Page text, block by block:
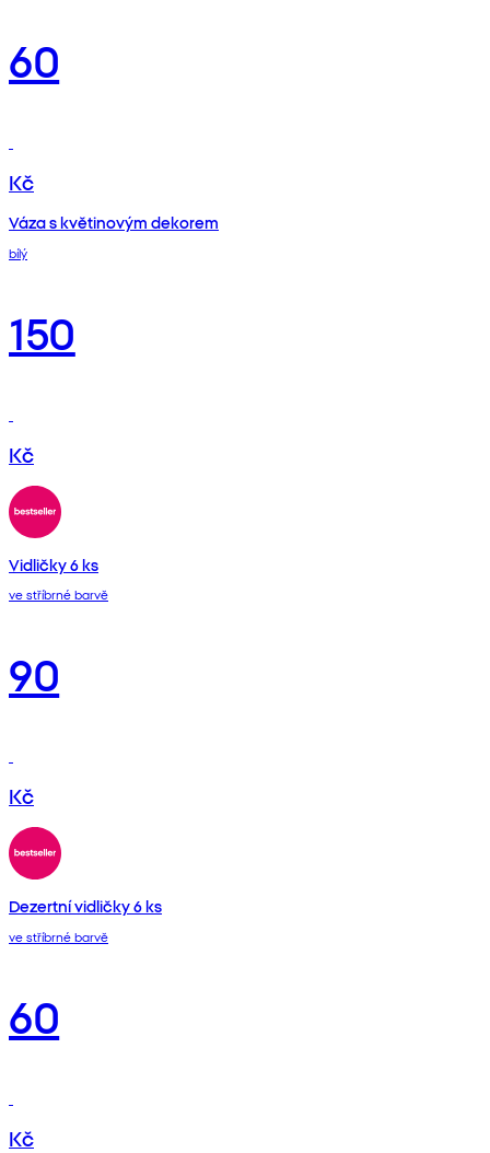
60
Kč
Váza s květinovým dekorem
bílý
150
Kč
Vidličky 6 ks
ve stříbrné barvě
90
Kč
Dezertní vidličky 6 ks
ve stříbrné barvě
60
Kč